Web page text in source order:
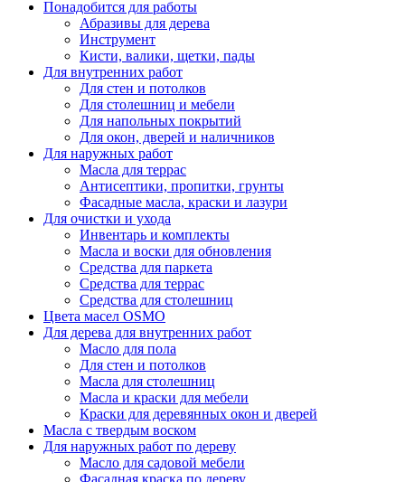
Понадобится для работы
Абразивы для дерева
Инструмент
Кисти, валики, щетки, пады
Для внутренних работ
Для стен и потолков
Для столешниц и мебели
Для напольных покрытий
Для окон, дверей и наличников
Для наружных работ
Масла для террас
Антисептики, пропитки, грунты
Фасадные масла, краски и лазури
Для очистки и ухода
Инвентарь и комплекты
Масла и воски для обновления
Средства для паркета
Средства для террас
Средства для столешниц
Цвета масел OSMO
Для дерева для внутренних работ
Масло для пола
Для стен и потолков
Масла для столешниц
Масла и краски для мебели
Краски для деревянных окон и дверей
Масла с твердым воском
Для наружных работ по дереву
Масло для садовой мебели
Фасадная краска по дереву